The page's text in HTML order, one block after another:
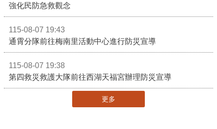
強化民防急救觀念
115-08-07 19:43
通霄分隊前往梅南里活動中心進行防災宣導
115-08-07 19:38
第四救災救護大隊前往西湖天福宮辦理防災宣導
更多